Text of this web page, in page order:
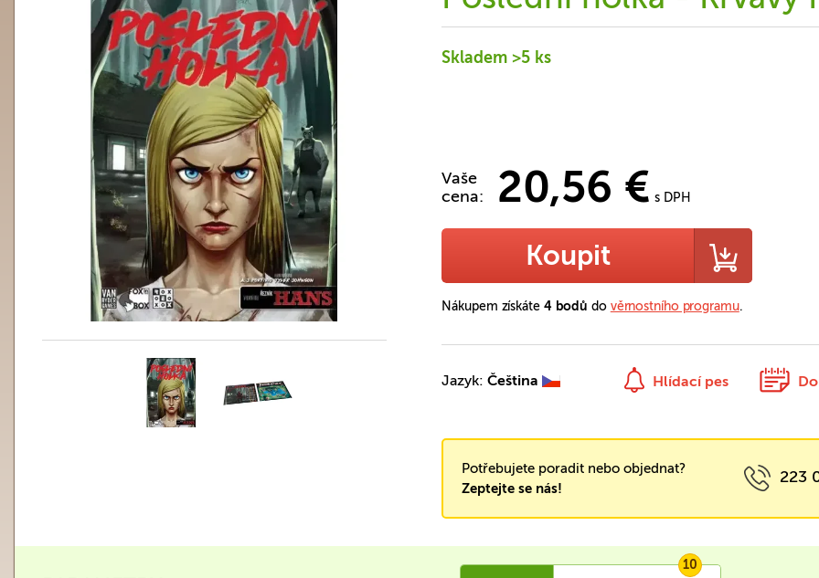
Vaše
cena:
20,56 € s DPH
Skladem >5 ks
Koupit
Nákupem získáte 4 bodů do věrnostního programu.
Jazyk:Čeština Hlídací pes
Potřebujete poradit nebo objednat?
Zeptejte se nás!
223
10